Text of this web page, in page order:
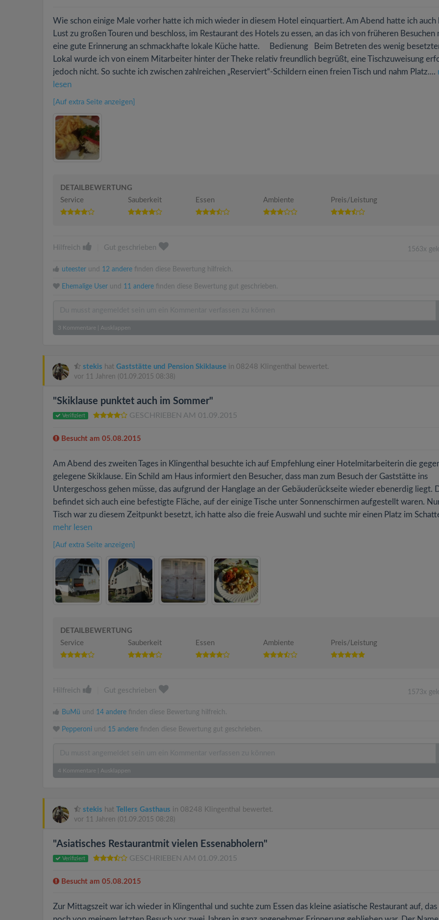
Wie schon einige Male vorher hatte ich mich wieder in diesem Hotel einquartiert. Am Abend hatte ich auch
Lust zu großen Touren und beschloss, im Restaurant des Hotels zu essen, an das ich von früheren Besuchen
eine gute Erinnerung an schmackhafte lokale Küche hatte. Bedienung Beim Betreten des wenig
Lokal wurde ich von einem Mitarbeiter hinter der Theke relativ freundlich begrüßt, eine Tischzuweisung
jedoch nicht. So suchte ich zwischen zahlreichen „Reserviert“-Schildern einen freien Tisch und nahm Platz....
lesen
[Auf extra Seite anzeigen]
DETAILBEWERTUNG
Service
Sauberkeit Essen Ambiente Preis/Leistung
Hilfreich Gut geschrieben 1563x
uteester und 12 andere finden diese Bewertung hilfreich.
Ehemalige User und 11 andere finden diese Bewertung gut geschrieben.
3 Kommentare Ausklappen
stekis hat Gaststätte und Pension Skiklause in 08248 Klingenthal bewertet.
vor 11 Jahren (01.09.2015 08:38)
"Skiklause punktet auch im Sommer"
Verifiziert GESCHRIEBEN AM 01.09.2015
Besucht am 05.08.2015
Am Abend des zweiten Tages in Klingenthal besuchte ich auf Empfehlung einer Hotelmitarbeiterin die
gelegene Skiklause. Ein Schild am Haus informiert den Besucher, dass man zum Besuch der Gaststätte ins
Untergeschoss gehen müsse, das aufgrund der Hanglage an der Gebäuderückseite wieder ebenerdig liegt.
befindet sich auch eine befestigte Fläche, auf der einige Tische unter Sonnenschirmen aufgestellt waren.
Tisch war zu diesem Zeitpunkt besetzt, ich hatte also die freie Auswahl und suchte mir einen Platz im
mehr lesen
[Auf extra Seite anzeigen]
DETAILBEWERTUNG
Service
Sauberkeit Essen Ambiente Preis/Leistung
Hilfreich Gut geschrieben 1573x
BuMü und 14 andere finden diese Bewertung hilfreich.
Pepperoni und 15 andere finden diese Bewertung gut geschrieben.
4 Kommentare Ausklappen
stekis hat Tellers Gasthaus in 08248 Klingenthal bewertet.
vor 11 Jahren (01.09.2015 08:28)
"Asiatisches Restaurantmit vielen Essenabholern"
Verifiziert GESCHRIEBEN AM 01.09.2015
Besucht am 05.08.2015
Zur Mittagszeit war ich wieder in Klingenthal und suchte zum Essen das kleine asiatische Restaurant auf,